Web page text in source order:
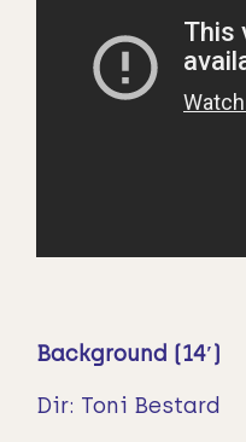
Background (14′)
Dir: Toni Bestard